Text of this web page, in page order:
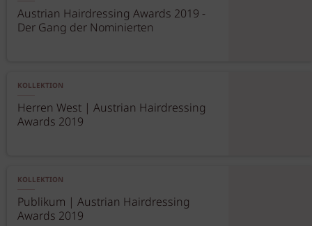
Austrian Hairdressing Awards 2019 -
Der Gang der Nominierten
KOLLEKTION
Herren West | Austrian Hairdressing
Awards 2019
KOLLEKTION
Publikum | Austrian Hairdressing
Awards 2019